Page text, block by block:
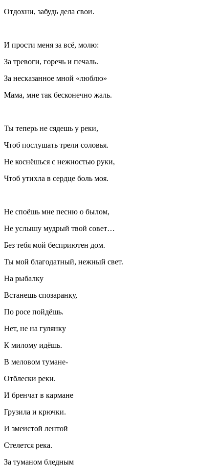
Отдохни, забудь дела свои.
И прости меня за всё, молю:
За тревоги, горечь и печаль.
За несказанное мной «люблю»
Мама, мне так бесконечно жаль.
Ты теперь не сядешь у реки,
Чтоб послушать трели соловья.
Не коснёшься с нежностью руки,
Чтоб утихла в сердце боль моя.
Не споёшь мне песню о былом,
Не услышу мудрый твой совет…
Без тебя мой бесприютен дом.
Ты мой благодатный, нежный свет.
На рыбалку
Встанешь спозаранку,
По росе пойдёшь.
Нет, не на гулянку
К милому идёшь.
В меловом тумане-
Отблески реки.
И бренчат в кармане
Грузила и крючки.
И змеистой лентой
Стелется река.
За туманом бледным